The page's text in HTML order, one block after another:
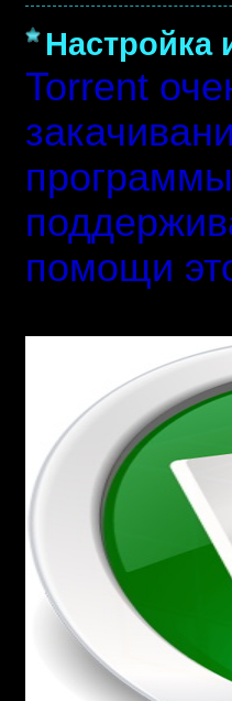
Настройка
Torrent
помощи